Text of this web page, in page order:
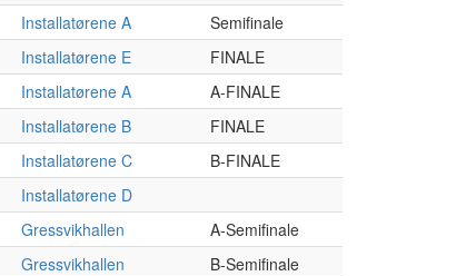
Installatørene A
Semifinale
Installatørene E
FINALE
Installatørene A
A-FINALE
Installatørene B
FINALE
Installatørene C
B-FINALE
Installatørene D
Gressvikhallen
A-Semifinale
Gressvikhallen
B-Semifinale